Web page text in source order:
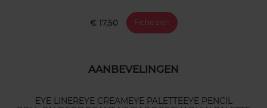
€ 17,50 Fiche zien
AANBEVELINGEN
EYE LINEREYE CREAMEYE PALETTEEYE PENCIL